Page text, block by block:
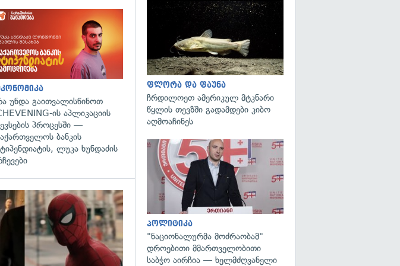
უნდა გაითვალისწინოთ
ის აპლიკაციის
პროცესში —
ბანკის
ლუკა ხუნდაძის
ფლორა და ფაუნა
ჩრდილოეთ ამერიკულ მტკნარი
წყლის თევზში გადამდები კიბო
აღმოაჩინეს
პოლიტიკა
"ნაციონალურმა მოძრაობამ"
დროებითი მმართველობითი
საბჭო აირჩია — ხელმძღვანელი